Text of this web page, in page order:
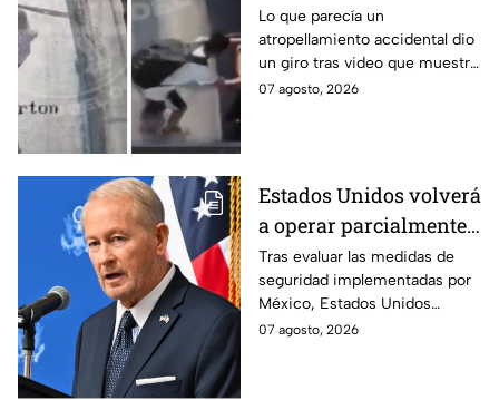
muere atropellado por
tráiler; joven lo empujó
en Monterrey
Lo que parecía un
atropellamiento accidental dio
un giro tras video que muestra
cómo un joven empujó a
07 agosto, 2026
Estados Unidos volverá
a operar parcialmente
en Michoacán tras
suspensión por
motivos de seguridad
Tras evaluar las medidas de
seguridad implementadas por
México, Estados Unidos
reanudará parcialmente sus
07 agosto, 2026